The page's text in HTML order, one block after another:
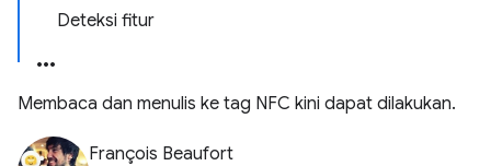
Deteksi fitur
Membaca dan menulis ke tag NFC kini dapat dilakukan.
François Beaufort